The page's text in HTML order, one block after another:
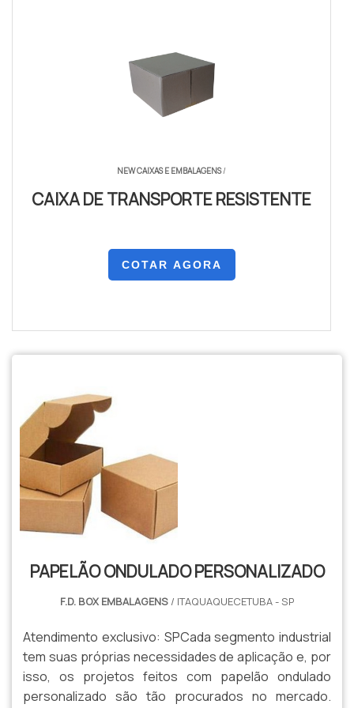
NEW CAIXAS E EMBALAGENS/
CAIXA DE TRANSPORTE RESISTENTE
COTAR AGORA
PAPELÃO ONDULADO PERSONALIZADO
F.D. BOX EMBALAGENS / ITAQUAQUECETUBA - SP
Atendimento exclusivo: SPCada segmento industrial
tem suas próprias necessidades de aplicação e, por
isso, os projetos feitos com papelão ondulado
personalizado são tão procurados no mercado.